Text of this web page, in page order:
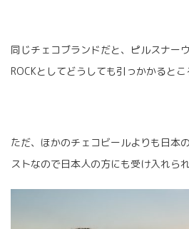
同じチェコブランドだと、ピルスナー
ROCKとしてどうしても引っかかるとこ
ただ、ほかのチェコビールよりも日本
ストなので日本人の方にも受け入れら